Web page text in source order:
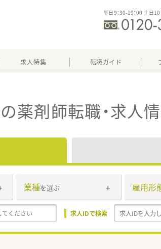
平日9：30-19：00 土日10
求人特集 転職ガイド
の薬剤師転職・求人
業種を選ぶ 雇用形
求人IDで検索